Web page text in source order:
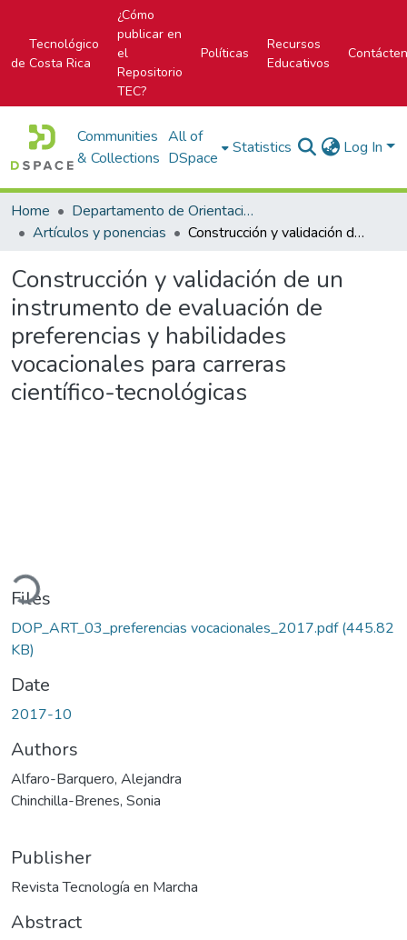
Tecnológico
de Costa Rica
¿Cómo
publicar en
el
Repositorio
TEC?
Políticas
Recursos
Educativos
Communities
& Collections
All of
DSpace
Statistics Log In
Home
Departamento de Orientación y Psicología
Artículos y ponencias
Construcción y validación de un instrumento de evaluación de preferencias y habilidades vocacionales para carreras científico-tecnológicas
Construcción y validación de un
instrumento de evaluación de
preferencias y habilidades
vocacionales para carreras
científico-tecnológicas
Files
DOP_ART_03_preferencias vocacionales_2017.pdf(445.82
KB)
Date
2017-10
Authors
Alfaro-Barquero, Alejandra
Chinchilla-Brenes, Sonia
Publisher
Revista Tecnología en Marcha
Abstract